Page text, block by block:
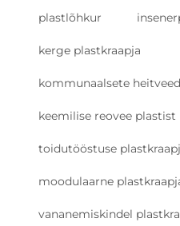
plastlõhkur
kerge plastkraapja
kommunaalsete
keemilise reovee
toidutööstuse
moodulaarne
vananemiskindel